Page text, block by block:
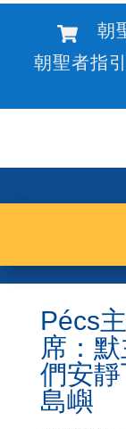
朝
朝聖者指引
Pécs
席：
們安
島嶼